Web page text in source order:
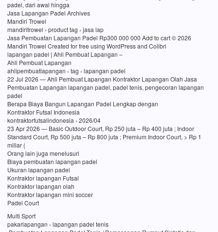
padel, dari awal hingga
Jasa Lapangan Padel Archives
Mandiri Trowel
mandiritrowel › product tag › jasa lap
Jasa Pembuatan Lapangan Padel Rp300 000 000 Add to cart © 2026
Mandiri Trowel Created for free using WordPress and Colibri
lapangan padel | Ahli Pembuat Lapangan –
Ahli Pembuat Lapangan
ahlipembuatlapangan › tag › lapangan padel
22 Jul 2026 — Ahli Pembuat Lapangan Kontraktor Lapangan Olah Jasa
Pembuatan Lapangan lapangan padel, padel tenis, pengecoran lapangan
padel
Berapa Biaya Bangun Lapangan Padel Lengkap dengan
Kontraktor Futsal Indonesia
kontraktorfutsalindonesia › 2026/04
23 Apr 2026 — Basic Outdoor Court, Rp 250 juta – Rp 400 juta ; Indoor
Standard Court, Rp 500 juta – Rp 800 juta ; Premium Indoor Court, > Rp 1
miliar (
Orang lain juga menelusuri
Biaya pembuatan lapangan padel
Ukuran lapangan padel
Kontraktor lapangan Futsal
Kontraktor lapangan olah
Kontraktor lapangan mini soccer
Padel Court
Multi Sport
pakarlapangan › lapangan padel tenis